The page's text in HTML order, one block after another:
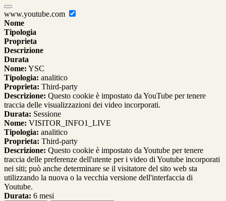
www.youtube.com
Nome
Tipologia
Proprieta
Descrizione
Durata
Nome: YSC
Tipologia: analitico
Proprieta: Third-party
Descrizione: Questo cookie è impostato da YouTube per tenere
traccia delle visualizzazioni dei video incorporati.
Durata: Sessione
Nome: VISITOR_INFO1_LIVE
Tipologia: analitico
Proprieta: Third-party
Descrizione: Questo cookie è impostato da Youtube per tenere
traccia delle preferenze dell'utente per i video di Youtube incorporati
nei siti; può anche determinare se il visitatore del sito web sta
utilizzando la nuova o la vecchia versione dell'interfaccia di
Youtube.
Durata: 6 mesi